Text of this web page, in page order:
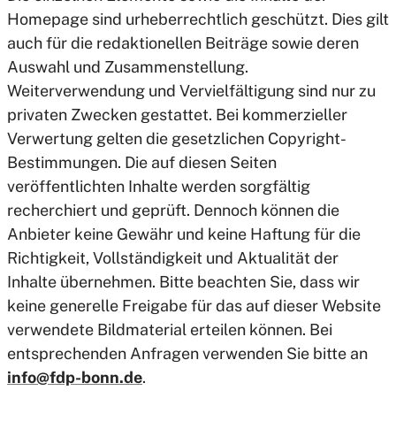
Homepage sind urheberrechtlich geschützt. Dies gilt
auch für die redaktionellen Beiträge sowie deren
Auswahl und Zusammenstellung.
Weiterverwendung und Vervielfältigung sind nur zu
privaten Zwecken gestattet. Bei kommerzieller
Verwertung gelten die gesetzlichen Copyright-
Bestimmungen. Die auf diesen Seiten
veröffentlichten Inhalte werden sorgfältig
recherchiert und geprüft. Dennoch können die
Anbieter keine Gewähr und keine Haftung für die
Richtigkeit, Vollständigkeit und Aktualität der
Inhalte übernehmen. Bitte beachten Sie, dass wir
keine generelle Freigabe für das auf dieser Website
verwendete Bildmaterial erteilen können. Bei
entsprechenden Anfragen verwenden Sie bitte an
info@fdp-bonn.de.